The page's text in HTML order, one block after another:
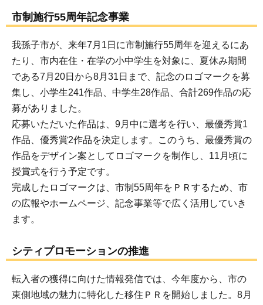
市制施行55周年記念事業
我孫子市が、来年7月1日に市制施行55周年を迎えるにあ
たり、市内在住・在学の小中学生を対象に、夏休み期間
である7月20日から8月31日まで、記念のロゴマークを募
集し、小学生241作品、中学生28作品、合計269作品の応
募がありました。
応募いただいた作品は、9月中に選考を行い、最優秀賞1
作品、優秀賞2作品を決定します。このうち、最優秀賞の
作品をデザイン案としてロゴマークを制作し、11月頃に
授賞式を行う予定です。
完成したロゴマークは、市制55周年をＰＲするため、市
の広報やホームページ、記念事業等で広く活用していき
ます。
シティプロモーションの推進
転入者の獲得に向けた情報発信では、今年度から、市の
東側地域の魅力に特化した移住ＰＲを開始しました。8月